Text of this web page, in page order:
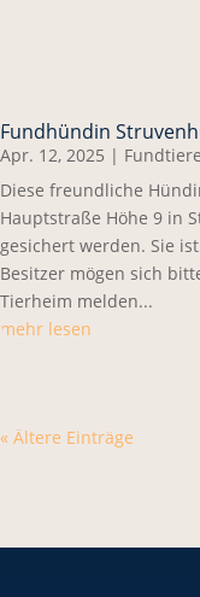
Fundhündin
Apr. 12, 2025 |
Diese freundliche
Hauptstraße Höhe 9 in
gesichert werden. Sie
Besitzer mögen sich
Tierheim melden...
mehr lesen
« Ältere Einträge